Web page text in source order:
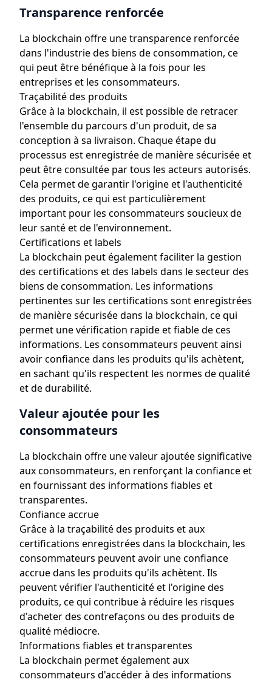
Transparence renforcée
La blockchain offre une transparence renforcée
dans l'industrie des biens de consommation, ce
qui peut être bénéfique à la fois pour les
entreprises et les consommateurs.
Traçabilité des produits
Grâce à la blockchain, il est possible de retracer
l'ensemble du parcours d'un produit, de sa
conception à sa livraison. Chaque étape du
processus est enregistrée de manière sécurisée et
peut être consultée par tous les acteurs autorisés.
Cela permet de garantir l'origine et l'authenticité
des produits, ce qui est particulièrement
important pour les consommateurs soucieux de
leur santé et de l'environnement.
Certifications et labels
La blockchain peut également faciliter la gestion
des certifications et des labels dans le secteur des
biens de consommation. Les informations
pertinentes sur les certifications sont enregistrées
de manière sécurisée dans la blockchain, ce qui
permet une vérification rapide et fiable de ces
informations. Les consommateurs peuvent ainsi
avoir confiance dans les produits qu'ils achètent,
en sachant qu'ils respectent les normes de qualité
et de durabilité.
Valeur ajoutée pour les
consommateurs
La blockchain offre une valeur ajoutée significative
aux consommateurs, en renforçant la confiance et
en fournissant des informations fiables et
transparentes.
Confiance accrue
Grâce à la traçabilité des produits et aux
certifications enregistrées dans la blockchain, les
consommateurs peuvent avoir une confiance
accrue dans les produits qu'ils achètent. Ils
peuvent vérifier l'authenticité et l'origine des
produits, ce qui contribue à réduire les risques
d'acheter des contrefaçons ou des produits de
qualité médiocre.
Informations fiables et transparentes
La blockchain permet également aux
consommateurs d'accéder à des informations